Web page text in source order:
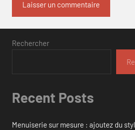
Rechercher
Recent Posts
Menuiserie sur mesure : ajoutez du